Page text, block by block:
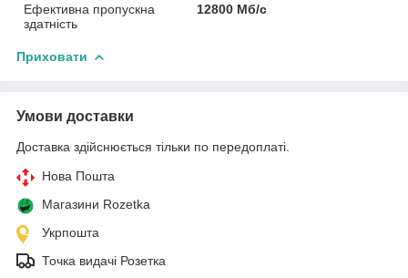
Ефективна пропускна
здатність
12800 Мб/с
Приховати
Умови доставки
Доставка здійснюється тільки по передоплаті.
Нова Пошта
Магазини Rozetka
Укрпошта
Точка видачі Розетка